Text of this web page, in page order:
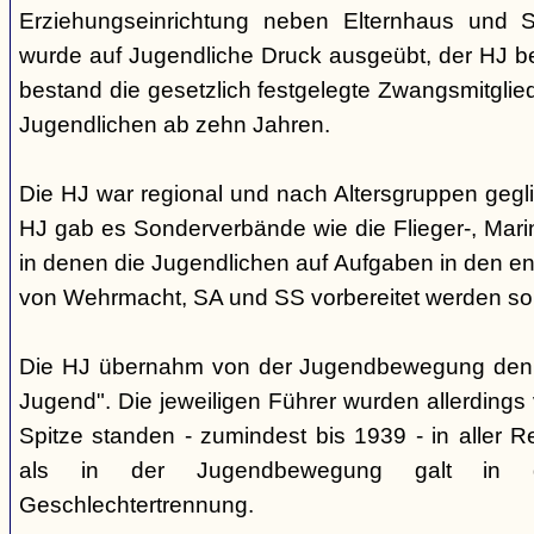
Erziehungseinrichtung neben Elternhaus und
wurde auf Jugendliche Druck ausgeübt, der HJ
bestand die gesetzlich festgelegte
Jugendlichen ab zehn Jahren.
Die HJ war regional und nach Altersgruppen
HJ gab es Sonderverbände wie die Flieger-,
in denen die Jugendlichen auf Aufgaben in den
von Wehrmacht, SA und SS vorbereitet werden
Die HJ übernahm von der Jugendbewegung
Jugend". Die jeweiligen Führer wurden
Spitze standen - zumindest bis 1939 - in aller
als in der Jugendbewegung galt in
Geschlechtertrennung.